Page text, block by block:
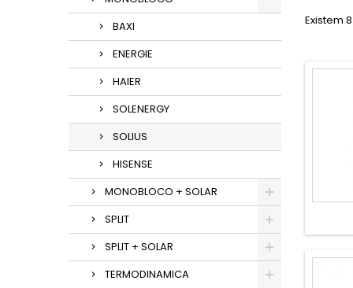
BAXI
ENERGIE
HAIER
SOLENERGY
SOLIUS
HISENSE
MONOBLOCO + SOLAR
SPLIT
SPLIT + SOLAR
TERMODINAMICA
Existem